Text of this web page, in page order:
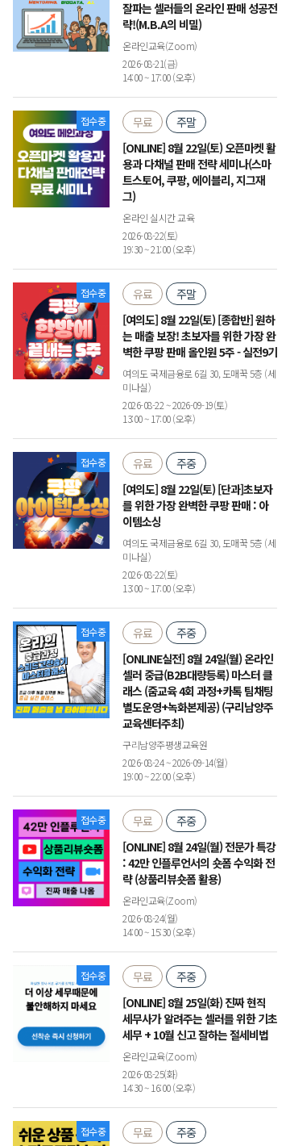
잘파는 셀러들의 온라인 판매 성공전
략!(M.B.A의 비밀)
온라인교육(Zoom)
2026-08-21(금)
14:00 ~ 17:00 (오후)
접수중 무료
주말
[ONLINE] 8월 22일(토) 오픈마켓 활
용과 다채널 판매 전략 세미나(스마
트스토어, 쿠팡, 에이블리, 지그재
그)
온라인 실시간 교육
2026-08-22(토)
19:30 ~ 21:00 (오후)
접수중 유료
주말
[여의도] 8월 22일(토) [종합반] 원하
는 매출 보장! 초보자를 위한 가장 완
벽한 쿠팡 판매 올인원 5주 - 실전9기
여의도 국제금융로 6길 30, 도매꾹 5층 (세
미나실)
2026-08-22 ~ 2026-09-19(토)
13:00 ~ 17:00 (오후)
접수중 유료
주중
[여의도] 8월 22일(토) [단과]초보자
를 위한 가장 완벽한 쿠팡 판매 : 아
이템소싱
여의도 국제금융로 6길 30, 도매꾹 5층 (세
미나실)
2026-08-22(토)
13:00 ~ 17:00 (오후)
접수중 유료
주중
[ONLINE실전] 8월 24일(월) 온라인
셀러 중급(B2B대량등록) 마스터 클
래스 (줌교육 4회 과정+카톡 팀채팅
별도운영+녹화본제공) (구리남양주
교육센터주최)
구리남양주평생교육원
2026-08-24 ~ 2026-09-14(월)
19:00 ~ 22:00 (오후)
접수중 무료
주중
[ONLINE] 8월 24일(월) 전문가 특강
: 42만 인플루언서의 숏폼 수익화 전
략 (상품리뷰숏폼 활용)
온라인교육(Zoom)
2026-08-24(월)
14:00 ~ 15:30 (오후)
접수중 무료
주중
[ONLINE] 8월 25일(화) 진짜 현직
세무사가 알려주는 셀러를 위한 기초
세무 + 10월 신고 잘하는 절세비법
온라인교육(Zoom)
2026-08-25(화)
14:30 ~ 16:00 (오후)
접수중 무료
주중